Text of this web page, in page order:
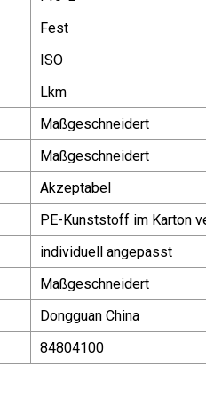
Fest
ISO
Lkm
Maßgeschneidert
Maßgeschneidert
Akzeptabel
PE-Kunststoff im Karton
individuell angepasst
Maßgeschneidert
Dongguan China
84804100